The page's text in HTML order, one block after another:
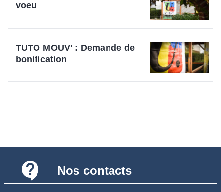
voeu
TUTO MOUV' : Demande de
bonification
contact_support Nos contacts